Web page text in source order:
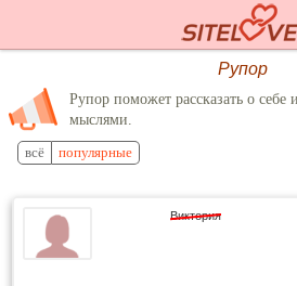
Рупор
Рупор поможет рассказать о себе
мыслями.
всё популярные
Виктория